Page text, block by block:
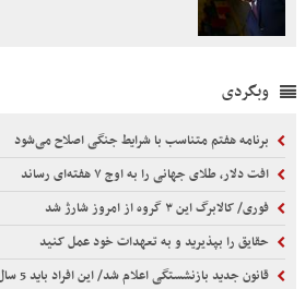
وبگردی
برنامه هفتم متناسب با شرایط جنگی اصلاح می‌شود
افت دلار، طلای جهانی را به اوج ۷ هفته‌ای رساند
فوری/ کالابرگ این ۳ گروه از امروز شارژ شد
حقایق را بپذیرید و به تعهدات خود عمل کنید
قانون جدید بازنشستگی اعلام شد/ این افراد باید 5 سال بیشتر کار کنند